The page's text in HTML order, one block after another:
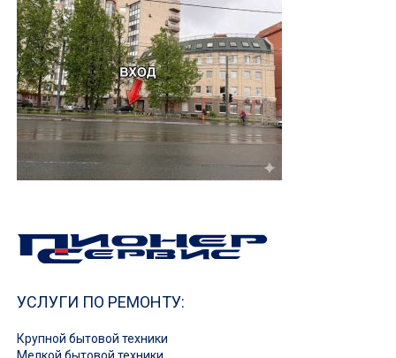
УСЛУГИ ПО РЕМОНТУ:
Крупной бытовой техники